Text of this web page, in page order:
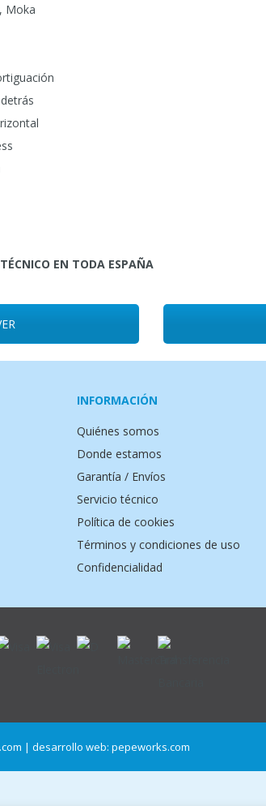
Moka
EN TODA ESPAÑA
INFORMACIÓN
Quiénes somos
Donde estamos
Garantía / Envíos
Servicio técnico
Política de cookies
Términos y condiciones de uso
Confidencialidad
| desarrollo web:pepeworks.com